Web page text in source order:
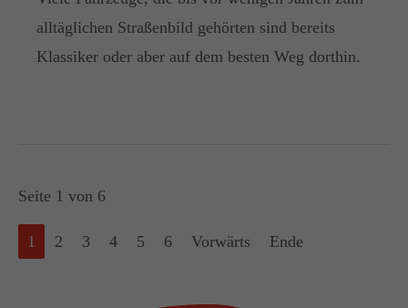
alltäglichen Straßenbild gehörten sind bereits
Klassiker oder aber auf dem besten Weg dorthin.
Seite 1 von 6
1 2 3 4 5 6 Vorwärts Ende